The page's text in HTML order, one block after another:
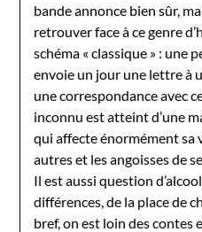
bande annonce bien sûr,
retrouver face à ce genre
schéma « classique » : une
envoie un jour une lettre à
une correspondance avec
inconnu est atteint d’une
qui affecte énormément sa
autres et les angoisses de
Il est aussi question
différences, de la place de
bref, on est loin des contes